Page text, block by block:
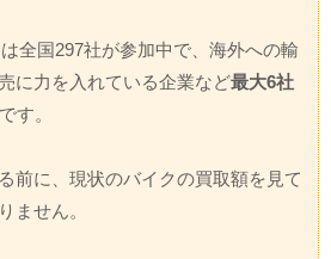
全国297社が参加中で、海外への輸
に力を入れている企業など最大6社
す。
前に、現状のバイクの買取額を見て
ません。